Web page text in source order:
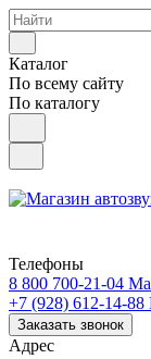
Каталог
По всему сайту
По каталогу
Телефоны
8 800 700-21-04
+7 (928) 612-14-88
Заказать звонок
Адрес